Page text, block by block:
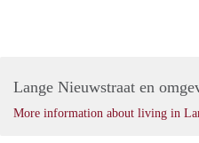
Lange Nieuwstraat en
More information about living in